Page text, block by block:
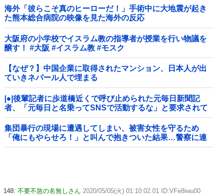
海外「彼らこそ真のヒーローだ！」手術中に大地震が起き
た熊本総合病院の映像を見た海外の反応
大阪府の小学校でイスラム教の指導者が授業を行い物議を
醸す！ #大阪 #イスラム教 #モスク
【なぜ？】中国企業に取得されたマンション、日本人が出
ていきネパール人で埋まる
|●|後輩記者に歩道橋近くで呼び止められた元毎日新聞記
者、「元毎日と名乗ってSNSで活動するな」と要求されて
しまい……
集団暴行の現場に遭遇してしまい、被害女性を守るため
「俺にもやらせろ！」と叫んで抱きついた結果…警察に連
行され〇〇扱いされる悲劇へ←機転を利かせた結果が裏目
148: 不要不急の名無しさん 2020/05/05(火) 01:10:02.01 ID:VFe8iwu00